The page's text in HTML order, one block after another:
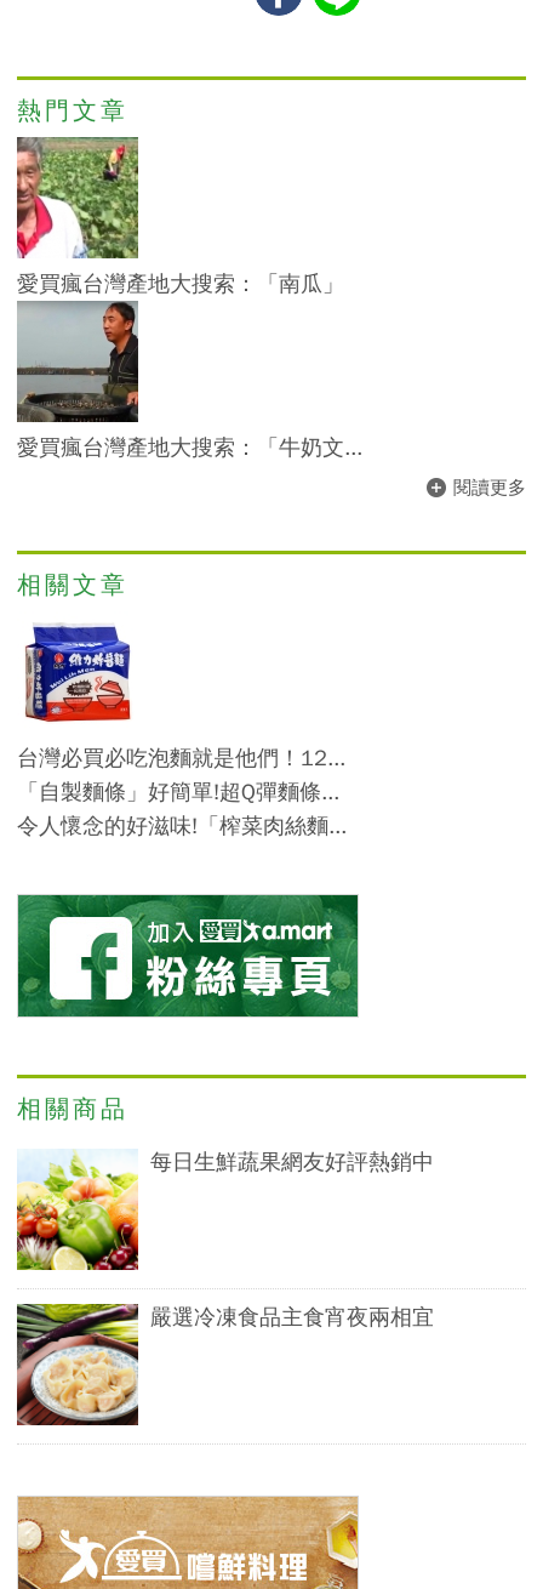
熱門文章
愛買瘋台灣產地大搜索：「南瓜」
愛買瘋台灣產地大搜索：「牛奶文...
閱讀更多
相關文章
台灣必買必吃泡麵就是他們！12...
「自製麵條」好簡單!超Q彈麵條...
令人懷念的好滋味!「榨菜肉絲麵...
相關商品
每日生鮮蔬果網友好評熱銷中
嚴選冷凍食品主食宵夜兩相宜